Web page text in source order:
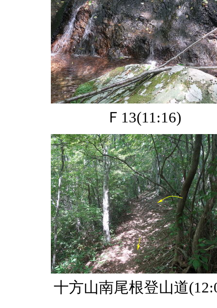
Ｆ13(11:16)
十方山南尾根登山道